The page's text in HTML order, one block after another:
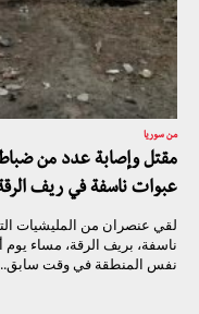
من سوريا
مقتل وإصابة عدد من ضباط
عبوات ناسفة في ريف
لقي عنصران من المليشيات
ناسفة، بريف الرقة، مساء
نفس المنطقة في وقت